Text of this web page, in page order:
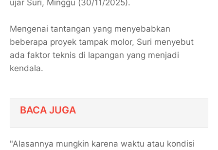
ujar Suri, Minggu (30/11/2025).
Mengenai tantangan yang menyebabkan
beberapa proyek tampak molor, Suri menyebut
ada faktor teknis di lapangan yang menjadi
kendala.
BACA JUGA
"Alasannya mungkin karena waktu atau kondisi